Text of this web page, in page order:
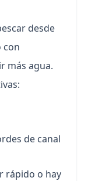
desde
con
más agua.
de canal
rápido o hay